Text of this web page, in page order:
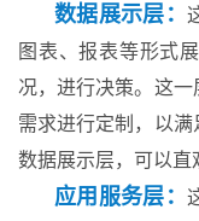
数据展示层：
图表、报表等形式
况，进行决策。这
需求进行定制，以
数据展示层，可以直
应用服务层：